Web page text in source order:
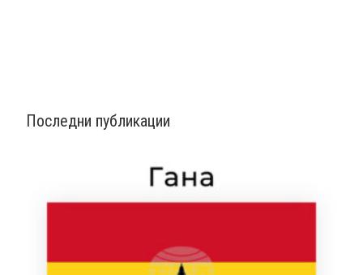
Последни публикации